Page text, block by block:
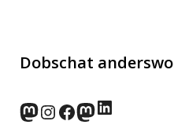
Dobschat anderswo
norden.social
Instagram
Facebook
wp-punks.social
LinkedIn